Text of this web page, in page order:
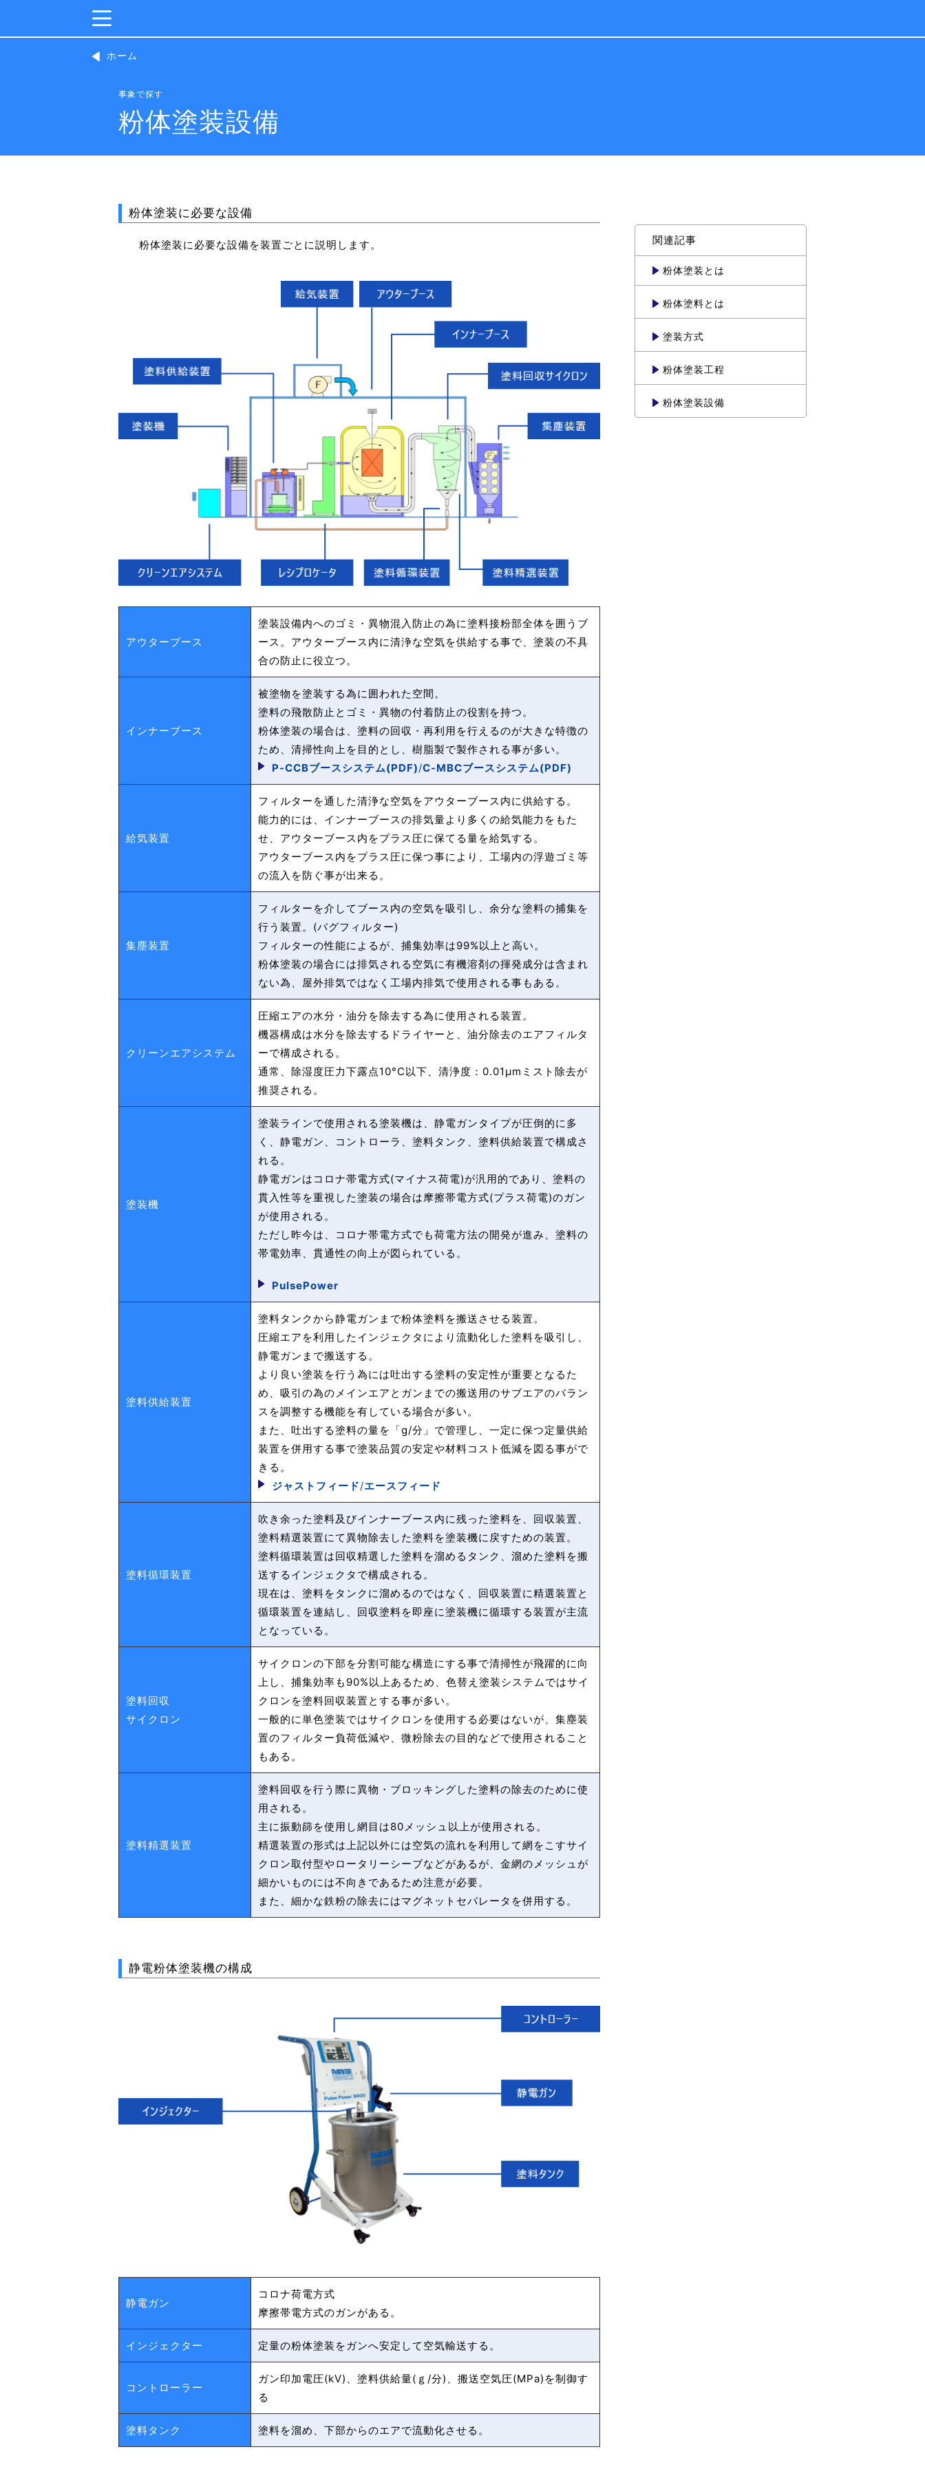
ホーム
事象で探す
粉体塗装設備
粉体塗装に必要な設備
粉体塗装に必要な設備を装置ごとに説明します。
アウターブース
塗装設備内へのゴミ・異物混入防止の為に塗料接粉部全体を囲うブ
ース。アウターブース内に清浄な空気を供給する事で、塗装の不具
合の防止に役立つ。
インナーブース
被塗物を塗装する為に囲われた空間。
塗料の飛散防止とゴミ・異物の付着防止の役割を持つ。
粉体塗装の場合は、塗料の回収・再利用を行えるのが大きな特徴の
ため、清掃性向上を目的とし、樹脂製で製作される事が多い。
P-CCBブースシステム(PDF)/C-MBCブースシステム(PDF)
給気装置
フィルターを通した清浄な空気をアウターブース内に供給する。
能力的には、インナーブースの排気量より多くの給気能力をもた
せ、アウターブース内をプラス圧に保てる量を給気する。
アウターブース内をプラス圧に保つ事により、工場内の浮遊ゴミ等
の流入を防ぐ事が出来る。
集塵装置
フィルターを介してブース内の空気を吸引し、余分な塗料の捕集を
行う装置。(バグフィルター)
フィルターの性能によるが、捕集効率は99%以上と高い。
粉体塗装の場合には排気される空気に有機溶剤の揮発成分は含まれ
ない為、屋外排気ではなく工場内排気で使用される事もある。
クリーンエアシステム
圧縮エアの水分・油分を除去する為に使用される装置。
機器構成は水分を除去するドライヤーと、油分除去のエアフィルタ
ーで構成される。
通常、除湿度圧力下露点10°C以下、清浄度：0.01μmミスト除去が
推奨される。
塗装機
塗装ラインで使用される塗装機は、静電ガンタイプが圧倒的に多
く、静電ガン、コントローラ、塗料タンク、塗料供給装置で構成さ
れる。
静電ガンはコロナ帯電方式(マイナス荷電)が汎用的であり、塗料の
貫入性等を重視した塗装の場合は摩擦帯電方式(プラス荷電)のガン
が使用される。
ただし昨今は、コロナ帯電方式でも荷電方法の開発が進み、塗料の
帯電効率、貫通性の向上が図られている。
PulsePower
塗料供給装置
塗料タンクから静電ガンまで粉体塗料を搬送させる装置。
圧縮エアを利用したインジェクタにより流動化した塗料を吸引し、
静電ガンまで搬送する。
より良い塗装を行う為には吐出する塗料の安定性が重要となるた
め、吸引の為のメインエアとガンまでの搬送用のサブエアのバラン
スを調整する機能を有している場合が多い。
また、吐出する塗料の量を「g/分」で管理し、一定に保つ定量供給
装置を併用する事で塗装品質の安定や材料コスト低減を図る事がで
きる。
ジャストフィード/エースフィード
塗料循環装置
吹き余った塗料及びインナーブース内に残った塗料を、回収装置、
塗料精選装置にて異物除去した塗料を塗装機に戻すための装置。
塗料循環装置は回収精選した塗料を溜めるタンク、溜めた塗料を搬
送するインジェクタで構成される。
現在は、塗料をタンクに溜めるのではなく、回収装置に精選装置と
循環装置を連結し、回収塗料を即座に塗装機に循環する装置が主流
となっている。
塗料回収
サイクロン
サイクロンの下部を分割可能な構造にする事で清掃性が飛躍的に向
上し、捕集効率も90%以上あるため、色替え塗装システムではサイ
クロンを塗料回収装置とする事が多い。
一般的に単色塗装ではサイクロンを使用する必要はないが、集塵装
置のフィルター負荷低減や、微粉除去の目的などで使用されること
もある。
塗料精選装置
塗料回収を行う際に異物・ブロッキングした塗料の除去のために使
用される。
主に振動篩を使用し網目は80メッシュ以上が使用される。
精選装置の形式は上記以外には空気の流れを利用して網をこすサイ
クロン取付型やロータリーシーブなどがあるが、金網のメッシュが
細かいものには不向きであるため注意が必要。
また、細かな鉄粉の除去にはマグネットセパレータを併用する。
静電粉体塗装機の構成
静電ガン
コロナ荷電方式
摩擦帯電方式のガンがある。
インジェクター 定量の粉体塗装をガンへ安定して空気輸送する。
コントローラー
ガン印加電圧(kV)、塗料供給量(ｇ/分)、搬送空気圧(MPa)を制御す
る
塗料タンク 塗料を溜め、下部からのエアで流動化させる。
関連記事
粉体塗装とは
粉体塗料とは
塗装方式
粉体塗装工程
粉体塗装設備